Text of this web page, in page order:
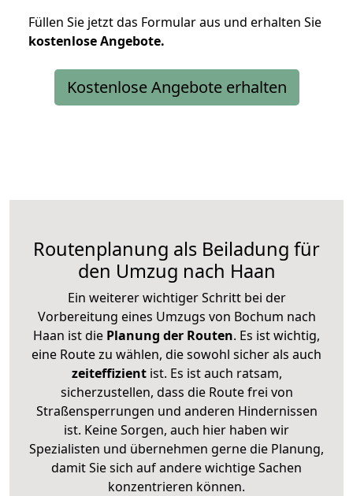
Füllen Sie jetzt das Formular aus und erhalten Sie
kostenloseAngebote.
Kostenlose Angebote erhalten
Routenplanung als Beiladung für
den Umzug nach Haan
Ein weiterer wichtiger Schritt bei der
Vorbereitung eines Umzugs von Bochum nach
Haan ist die Planung der Routen. Es ist wichtig,
eine Route zu wählen, die sowohl sicher als auch
zeiteffizientist. Es ist auch ratsam,
sicherzustellen, dass die Route frei von
Straßensperrungen und anderen Hindernissen
ist. Keine Sorgen, auch hier haben wir
Spezialisten und übernehmen gerne die Planung,
damit Sie sich auf andere wichtige Sachen
konzentrieren können.